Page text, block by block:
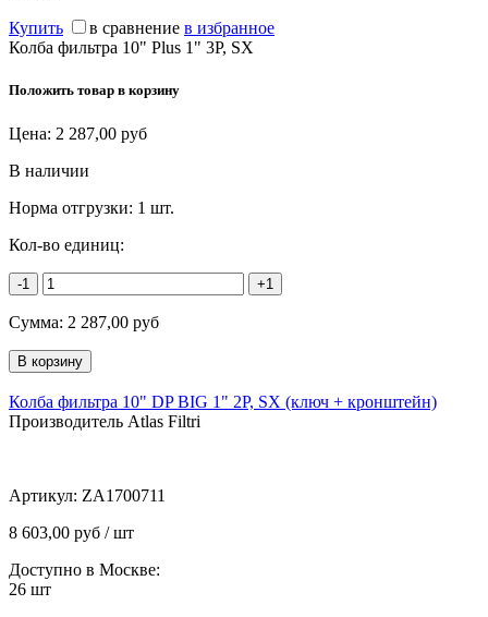
Купить в сравнение в избранное
Колба фильтра 10" Plus 1" 3P, SX
Положить товар в корзину
Цена: 2 287,00 руб
В наличии
Норма отгрузки: 1 шт.
Кол-во единиц:
-1 +1
Сумма: 2 287,00 руб
Колба фильтра 10" DP BIG 1" 2P, SX (ключ + кронштейн)
Производитель Atlas Filtri
Артикул: ZA1700711
8 603,00 руб / шт
Доступно в Москве:
26 шт